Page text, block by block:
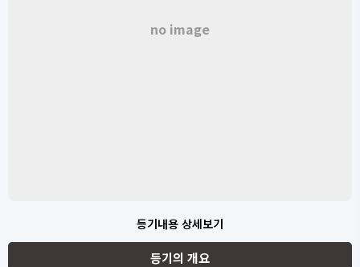
no image
등기내용 상세보기
등기의 개요